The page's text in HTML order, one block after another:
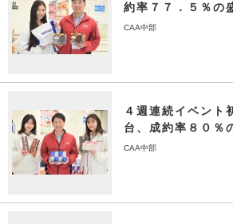
約率７７．５％の
CAA中部
４週連続イベント
台、成約率８０％
CAA中部